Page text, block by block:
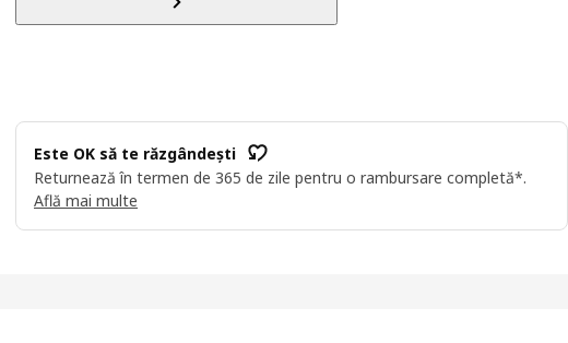
Este OK să te răzgândești
Returnează în termen de 365 de zile pentru o rambursare completă*.
Află mai multe